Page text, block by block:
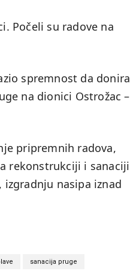
Počeli su radove na
spremnost da donira
na dionici Ostrožac –
pripremnih radova,
rekonstrukciji i sanaciji
nasipa iznad
sanacija pruge